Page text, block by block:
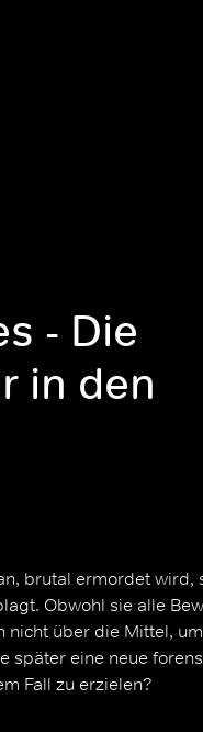
- Die
in den
brutal ermordet wird,
Obwohl sie alle
über die Mittel,
später eine neue
Fall zu erzielen?